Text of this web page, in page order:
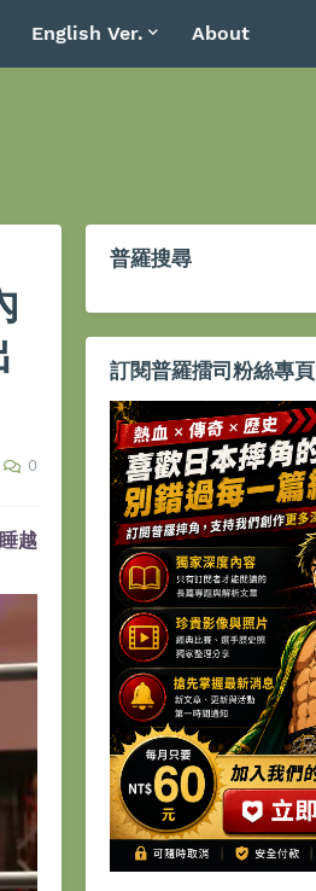
English Ver. About
0
越
普羅搜尋
訂閱普羅擂司粉絲專頁